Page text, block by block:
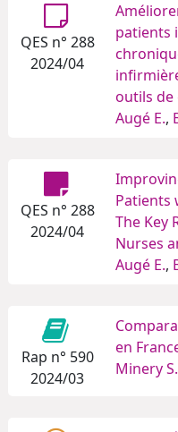
QES n° 288
2024/04
patients
outils de
Augé E.,
QES n° 288
2024/04
Patients
The Key
Nurses
Augé E.,
Rap n° 590
2024/03
en
Minery S.